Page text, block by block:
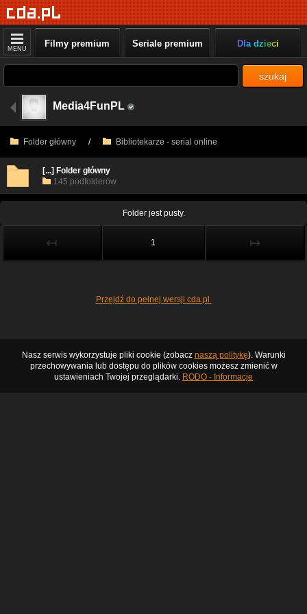
MENU Filmy premium Seriale premium Dla dzieci
szukaj
Media4FunPL
Folder główny / Bibliotekarze - serial online
[...] Folder główny
145 podfolderów
Folder jest pusty.
↤ 1 ↦
Przejdź do pełnej wersji cda.pl
Nasz serwis wykorzystuje pliki cookie (zobacz naszą politykę). Warunki
przechowywania lub dostępu do plików cookies możesz zmienić w
ustawieniach Twojej przeglądarki. RODO - Informacje